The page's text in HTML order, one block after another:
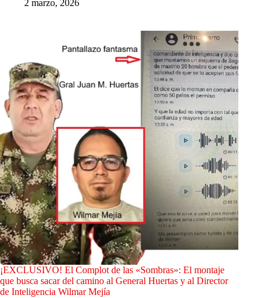
2 marzo, 2026
¡EXCLUSIVO! El Complot de las «Sombras»: El montaje
que busca sacar del camino al General Huertas y al Director
de Inteligencia Wilmar Mejía